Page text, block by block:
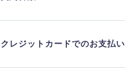
クレジットカードでのお支払い